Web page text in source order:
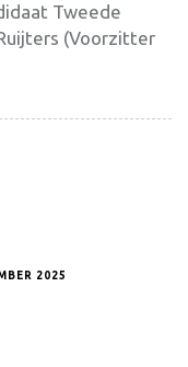
Tweede
(Voorzitter
2025